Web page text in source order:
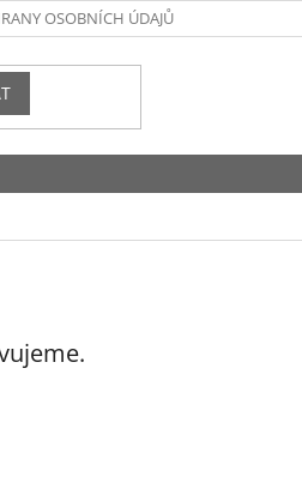
OSOBNÍCH ÚDAJŮ